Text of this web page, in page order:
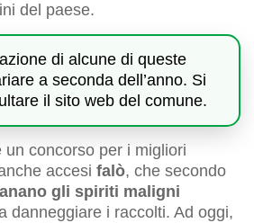
del paese.
di alcune di queste
a seconda dell’anno. Si
il sito web del comune.
un concorso per i migliori
accesi falò, che secondo
gli spiriti maligni
danneggiare i raccolti. Ad oggi,